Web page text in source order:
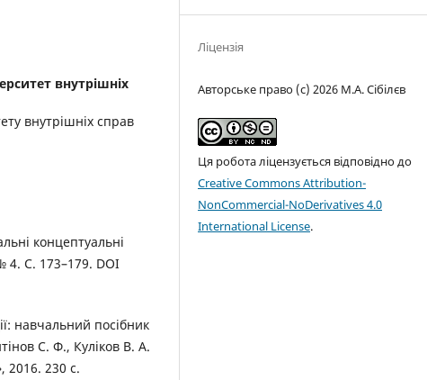
внутрішніх
внутрішніх справ
концептуальні
4. С. 173–179. DOI
навчальний посібник
С. Ф., Куліков В. А.
2016. 230 с.
Ліцензія
Авторське право (c) 2026 М.А. Сібілєв
Ця робота ліцензується відповідно до
Creative Commons Attribution-
NonCommercial-NoDerivatives 4.0
International License.